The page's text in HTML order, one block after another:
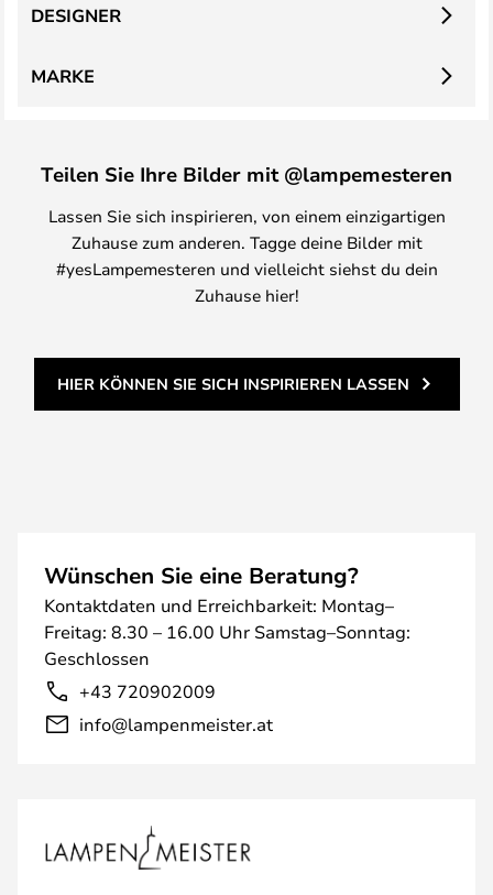
DESIGNER
MARKE
Teilen Sie Ihre Bilder mit @lampemesteren
Lassen Sie sich inspirieren, von einem einzigartigen
Zuhause zum anderen. Tagge deine Bilder mit
#yesLampemesteren und vielleicht siehst du dein
Zuhause hier!
HIER KÖNNEN SIE SICH INSPIRIEREN LASSEN
Wünschen Sie eine Beratung?
Kontaktdaten und Erreichbarkeit: Montag–
Freitag: 8.30 – 16.00 Uhr Samstag–Sonntag:
Geschlossen
+43 720902009
info@lampenmeister.at